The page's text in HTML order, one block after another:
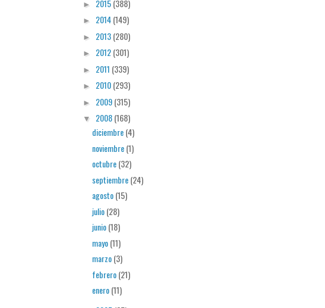
► 2015(388)
► 2014(149)
► 2013(280)
► 2012(301)
► 2011 (339)
► 2010(293)
► 2009(315)
▼ 2008(168)
diciembre(4)
noviembre(1)
octubre(32)
septiembre(24)
agosto(15)
julio(28)
junio(18)
mayo(11)
marzo(3)
febrero(21)
enero(11)